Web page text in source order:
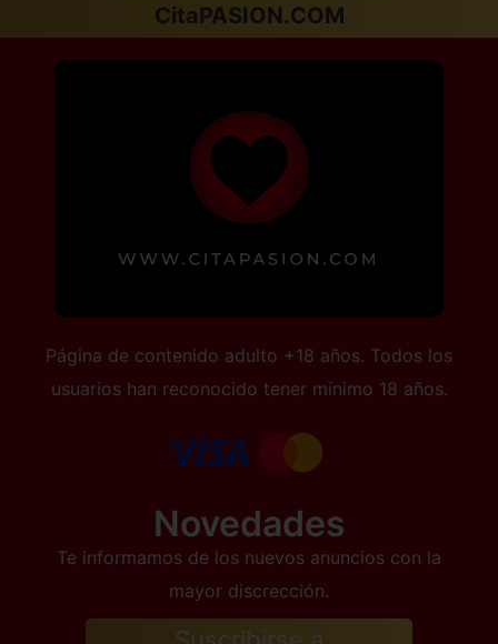
CitaPASION.COM
Página de contenido adulto +18 años. Todos los
usuarios han reconocido tener mínimo 18 años.
Novedades
Te informamos de los nuevos anuncios con la
mayor discrección.